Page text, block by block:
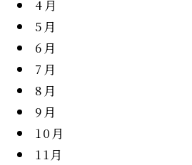
4月
5月
6月
7月
8月
9月
10月
11月